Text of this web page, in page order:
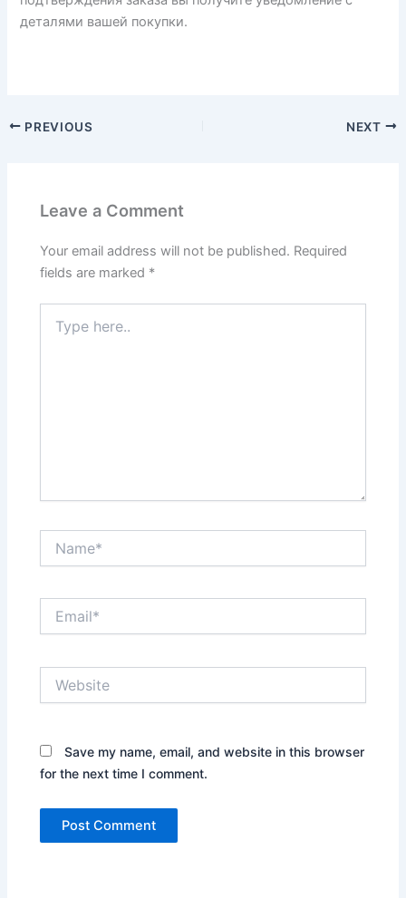
деталями вашей покупки.
PREVIOUS NEXT
Leave a Comment
Your email address will not be published. Required
fields are marked *
here..
Save my name, email, and website in this browser
for the next time I comment.